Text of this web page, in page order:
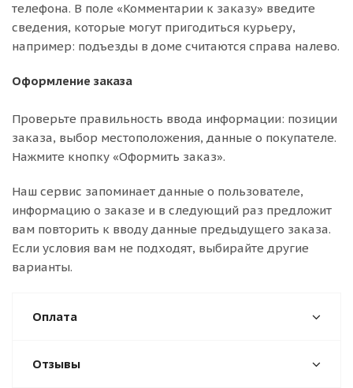
телефона. В поле «Комментарии к заказу» введите
сведения, которые могут пригодиться курьеру,
например: подъезды в доме считаются справа налево.
Оформление заказа
Проверьте правильность ввода информации: позиции
заказа, выбор местоположения, данные о покупателе.
Нажмите кнопку «Оформить заказ».
Наш сервис запоминает данные о пользователе,
информацию о заказе и в следующий раз предложит
вам повторить к вводу данные предыдущего заказа.
Если условия вам не подходят, выбирайте другие
варианты.
Оплата
Отзывы